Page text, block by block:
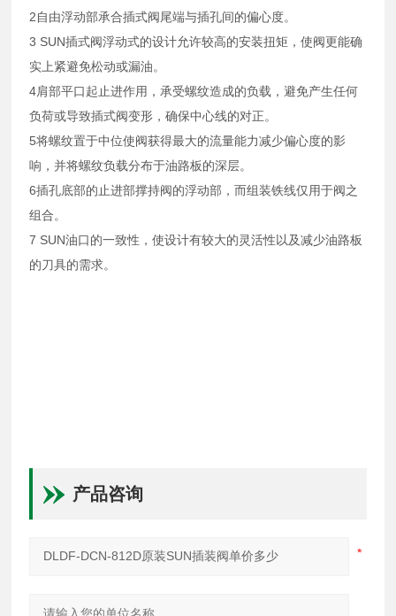
2自由浮动部承合插式阀尾端与插孔间的偏心度。
3 SUN插式阀浮动式的设计允许较高的安装扭矩，使阀更能确
实上紧避免松动或漏油。
4肩部平口起止进作用，承受螺纹造成的负载，避免产生任何
负荷或导致插式阀变形，确保中心线的对正。
5将螺纹置于中位使阀获得最大的流量能力减少偏心度的影
响，并将螺纹负载分布于油路板的深层。
6插孔底部的止进部撑持阀的浮动部，而组装铁线仅用于阀之
组合。
7 SUN油口的一致性，使设计有较大的灵活性以及减少油路板
的刀具的需求。
产品咨询